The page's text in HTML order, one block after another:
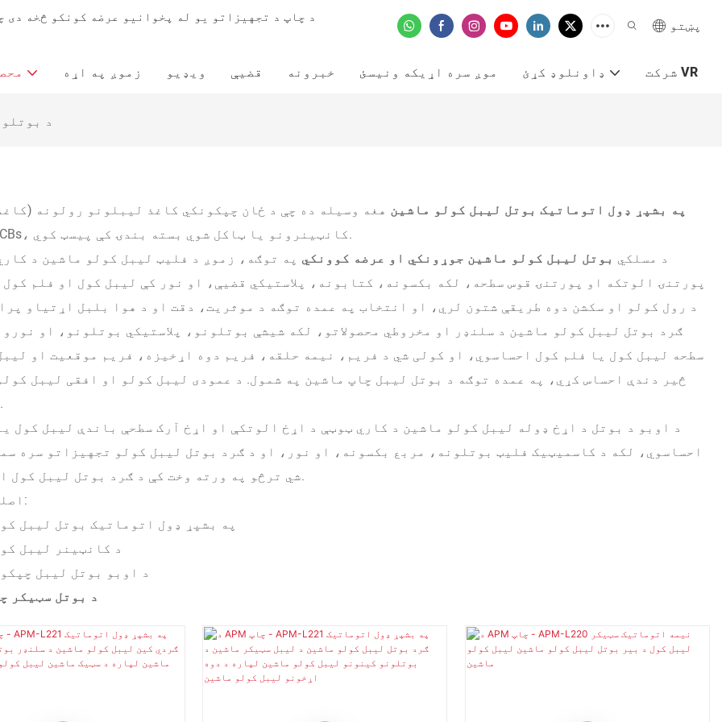
پښتو
زموږ په اړه ویډیو قضیې خبرونه موږ سره اړیکه ونیسئ ډاونلوډ کړئ شرکت VR
د
په بشپړ ډول اتوماتیک بوتل لیبل کولو ماشین هغه وسیله ده چې د ځان چپکونکي کاغذ لیبلونو رولونه
ورق) په PCBs، کانټینرونو یا ټاکل شوي بسته بندۍ کې پیسټ کوي.
د مسلکي بوتل لیبل کولو ماشین جوړونکي او عرضه کوونکي په توګه، زموږ د فلیټ لیبل کولو ماشین د
پورتنۍ الوتکه او پورتنۍ قوس سطحه، لکه بکسونه، کتابونه، پلاستيکي قضیې، او نور کې لیبل کول او فلم
د رول کولو او سکشن دوه طریقې شتون لري، او انتخاب په عمده توګه د موثریت، دقت او د هوا بلبل اړتیاو
ګرد بوتل لیبل کولو ماشین د سلنډر او مخروطي محصولاتو، لکه شیشې بوتلونو، پلاستيکي بوتلونو، او
سطحه لیبل کول یا فلم کول احساسوي، او کولی شي د فریم، نیمه حلقه، فریم دوه اړخیزه، فریم موقعیت او
څیر دندې احساس کړي، په عمده توګه د بوتل لیبل چاپ ماشین په شمول. د عمودی لیبل کولو او افقی لیبل
شتون لري.
د اوبو د بوتل د اړخ ډوله لیبل کولو ماشین د کاري ټوټې د اړخ الوتکې او اړخ آرک سطحې باندې لیبل کول
احساسوي، لکه د کاسمیټیک فلیټ بوتلونه، مربع بکسونه، او نور، او د ګرد بوتل لیبل کولو تجهیزاتو سره
شي ترڅو په ورته وخت کې د ګرد بوتل لیبل کول احساس کړي.
اصلي محصولات:
په بشپړ ډول اتوماتیک بوتل لیبل
د کانټینر لیبل
د اوبو بوتل لیبل
د بوتل سټیکر